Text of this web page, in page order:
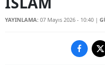
YAYINLAMA: 07 Mayıs 2026 - 10:40 |